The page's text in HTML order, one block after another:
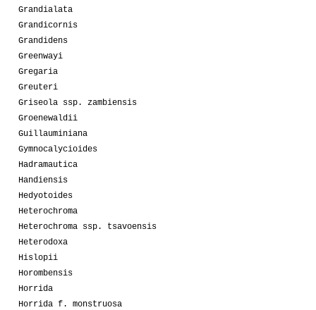
Grandialata
Grandicornis
Grandidens
Greenwayi
Gregaria
Greuteri
Griseola ssp. zambiensis
Groenewaldii
Guillauminiana
Gymnocalycioides
Hadramautica
Handiensis
Hedyotoides
Heterochroma
Heterochroma ssp. tsavoensis
Heterodoxa
Hislopii
Horombensis
Horrida
Horrida f. monstruosa